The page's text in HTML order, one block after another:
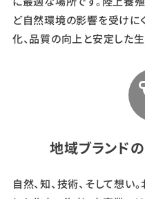
未
来
ど自然環境の影響を受けに
化、品質の向上と安定した
地域ブランド
自然、知、技術、そして想い